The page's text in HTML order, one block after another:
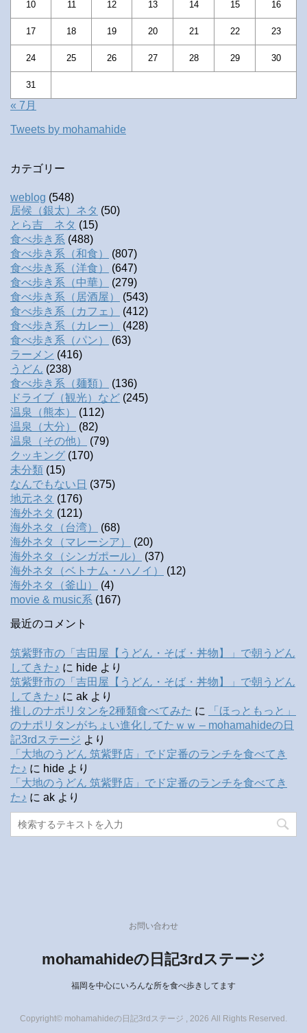
10 11 12 13 14 15 16
17 18 19 20 21 22 23
24 25 26 27 28 29 30
31
« 7月
Tweets by mohamahide
カテゴリー
weblog (548)
居候（銀太）ネタ (50)
とら吉 ネタ (15)
食べ歩き系 (488)
食べ歩き系（和食）
(807)
食べ歩き系（洋食）
(647)
食べ歩き系（中華）
(279)
食べ歩き系（居酒屋）
(543)
食べ歩き系（カフェ）
(412)
食べ歩き系（カレー）
(428)
食べ歩き系（パン）
(63)
ラーメン (416)
うどん (238)
食べ歩き系（麺類）
(136)
ドライブ（観光）など (245)
温泉（熊本）
(112)
温泉（大分）
(82)
温泉（その他）
(79)
クッキング (170)
未分類 (15)
なんでもない日 (375)
地元ネタ (176)
海外ネタ (121)
海外ネタ（台湾）
(68)
海外ネタ（マレーシア）
(20)
海外ネタ（シンガポール）
(37)
海外ネタ（ベトナム・ハノイ）
(12)
海外ネタ（釜山）
(4)
movie & music系 (167)
最近のコメント
筑紫野市の「吉田屋【うどん・そば・丼物】」で朝うどん
してきた♪ に hide より
筑紫野市の「吉田屋【うどん・そば・丼物】」で朝うどん
してきた♪ に ak より
推しのナポリタンを2種類食べてみた に
「ほっともっと」
のナポリタンがちょい進化してたｗｗ – mohamahideの日
記3rdステージ より
「大地のうどん 筑紫野店」でド定番のランチを食べてき
た♪ に hide より
「大地のうどん 筑紫野店」でド定番のランチを食べてき
た♪ に ak より
お問い合わせ
mohamahideの日記3rdステージ
福岡を中心にいろんな所を食べ歩きしてます
Copyright© mohamahideの日記3rdステージ , 2026 All Rights Reserved.